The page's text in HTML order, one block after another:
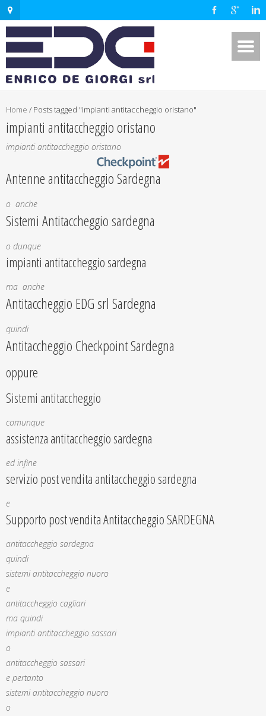
Home / Posts tagged "impianti antitaccheggio oristano"
impianti antitaccheggio oristano
impianti antitaccheggio oristano
Antenne antitaccheggio Sardegna
o anche
Sistemi Antitaccheggio sardegna
o dunque
impianti antitaccheggio sardegna
ma anche
Antitaccheggio EDG srl Sardegna
quindi
Antitaccheggio Checkpoint Sardegna
oppure
Sistemi antitaccheggio
comunque
assistenza antitaccheggio sardegna
ed infine
servizio post vendita antitaccheggio sardegna
e
Supporto post vendita Antitaccheggio SARDEGNA
antitaccheggio sardegna
quindi
sistemi antitaccheggio nuoro
e
antitaccheggio cagliari
ma quindi
impianti antitaccheggio sassari
o
antitaccheggio sassari
e pertanto
sistemi antitaccheggio nuoro
o